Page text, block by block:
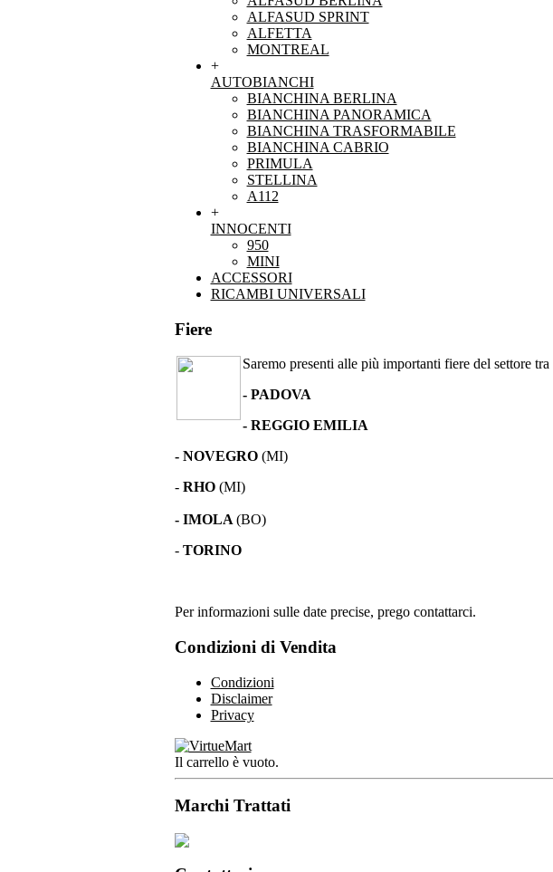
ALFASUD SPRINT
ALFETTA
MONTREAL
+
AUTOBIANCHI
BIANCHINA BERLINA
BIANCHINA PANORAMICA
BIANCHINA TRASFORMABILE
BIANCHINA CABRIO
PRIMULA
STELLINA
A112
+
INNOCENTI
950
MINI
ACCESSORI
RICAMBI UNIVERSALI
Fiere
Saremo presenti alle più importanti fiere del settore tra
- PADOVA
- REGGIO EMILIA
- NOVEGRO(MI)
-RHO (MI)
- IMOLA (BO)
- TORINO
Per informazioni sulle date precise, prego contattarci.
Condizioni di Vendita
Condizioni
Disclaimer
Privacy
Il carrello è vuoto.
Marchi Trattati